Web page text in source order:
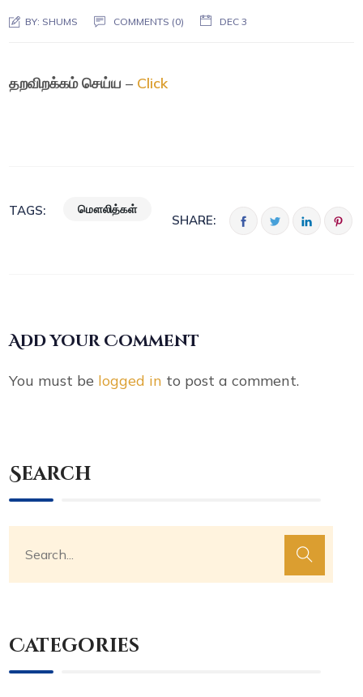
BY: SHUMS COMMENTS (0) DEC 3
தறவிறக்கம் செய்ய – Click
TAGS: மௌலித்கள்
SHARE:
Add your Comment
You must be logged in to post a comment.
Search
Categories